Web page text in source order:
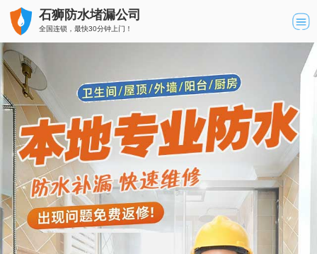
石狮防水堵漏公司
全国连锁，最快30分钟上门！